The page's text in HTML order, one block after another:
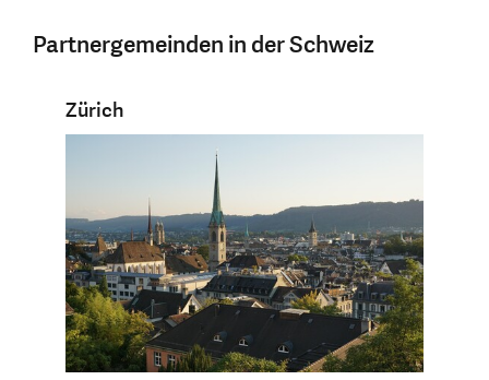
Partnergemeinden in der Schweiz
Zürich